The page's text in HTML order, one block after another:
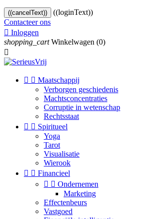
((cancelText))
((loginText))
Contacteer ons
 Inloggen
shopping_cart Winkelwagen (0)

  Maatschappij
Verborgen geschiedenis
Machtsconcentraties
Corruptie in wetenschap
Rechtsstaat
  Spiritueel
Yoga
Tarot
Visualisatie
Wierook
  Financieel
  Ondernemen
Marketing
Effectenbeurs
Vastgoed